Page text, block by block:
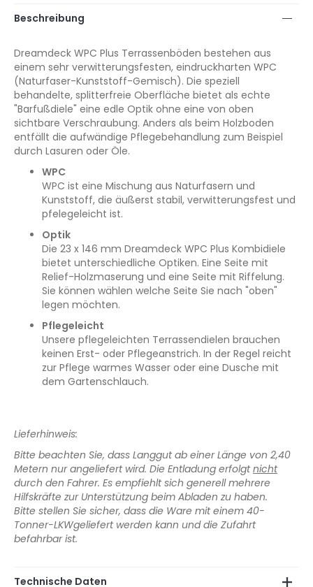
Beschreibung
Dreamdeck WPC Plus Terrassenböden bestehen aus
einem sehr verwitterungsfesten, eindruckharten WPC
(Naturfaser-Kunststoff-Gemisch). Die speziell
behandelte, splitterfreie Oberfläche bietet als echte
"Barfußdiele" eine edle Optik ohne eine von oben
sichtbare Verschraubung. Anders als beim Holzboden
entfällt die aufwändige Pflegebehandlung zum Beispiel
durch Lasuren oder Öle.
WPC
WPC ist eine Mischung aus Naturfasern und
Kunststoff, die äußerst stabil, verwitterungsfest und
pfelegeleicht ist.
Optik
Die 23 x 146 mm Dreamdeck WPC Plus Kombidiele
bietet unterschiedliche Optiken. Eine Seite mit
Relief-Holzmaserung und eine Seite mit Riffelung.
Sie können wählen welche Seite Sie nach "oben"
legen möchten.
Pflegeleicht
Unsere pflegeleichten Terrassendielen brauchen
keinen Erst- oder Pflegeanstrich. In der Regel reicht
zur Pflege warmes Wasser oder eine Dusche mit
dem Gartenschlauch.
Lieferhinweis:
Bitte beachten Sie, dass Langgut ab einer Länge von 2,40
Metern nur angeliefert wird. Die Entladung erfolgtnicht
durch den Fahrer. Es empfiehlt sich generell mehrere
Hilfskräfte zur Unterstützung beim Abladen zu haben.
Bitte stellen Sie sicher, dass die Ware mit einem 40-
Tonner-LKWgeliefert werden kann und die Zufahrt
befahrbar ist.
Technische Daten